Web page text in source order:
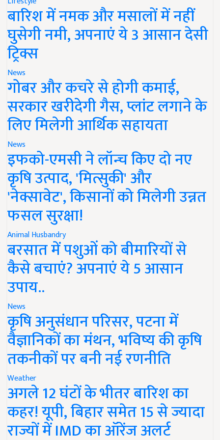
बारिश में नमक और मसालों में नहीं
घुसेगी नमी, अपनाएं ये 3 आसान देसी
ट्रिक्स
News
गोबर और कचरे से होगी कमाई,
सरकार खरीदेगी गैस, प्लांट लगाने के
लिए मिलेगी आर्थिक सहायता
News
इफको-एमसी ने लॉन्च किए दो नए
कृषि उत्पाद, 'मित्सुकी' और
'नेक्सावेट', किसानों को मिलेगी उन्नत
फसल सुरक्षा!
Animal Husbandry
बरसात में पशुओं को बीमारियों से
कैसे बचाएं? अपनाएं ये 5 आसान
उपाय..
News
कृषि अनुसंधान परिसर, पटना में
वैज्ञानिकों का मंथन, भविष्य की कृषि
तकनीकों पर बनी नई रणनीति
Weather
अगले 12 घंटों के भीतर बारिश का
कहर! यूपी, बिहार समेत 15 से ज्यादा
राज्यों में IMD का ऑरेंज अलर्ट